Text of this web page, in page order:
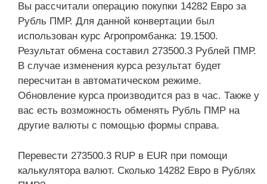
Вы рассчитали операцию покупки 14282 Евро за
Рубль ПМР. Для данной конвертации был
использован курс Агропромбанка: 19.1500.
Результат обмена составил 273500.3 Рублей ПМР.
В случае изменения курса результат будет
пересчитан в автоматическом режиме.
Обновление курса производится раз в час. Также у
вас есть возможность обменять Рубль ПМР на
другие валюты с помощью формы справа.
Перевести 273500.3 RUP в EUR при помощи
калькулятора валют. Сколько 14282 Евро в Рублях